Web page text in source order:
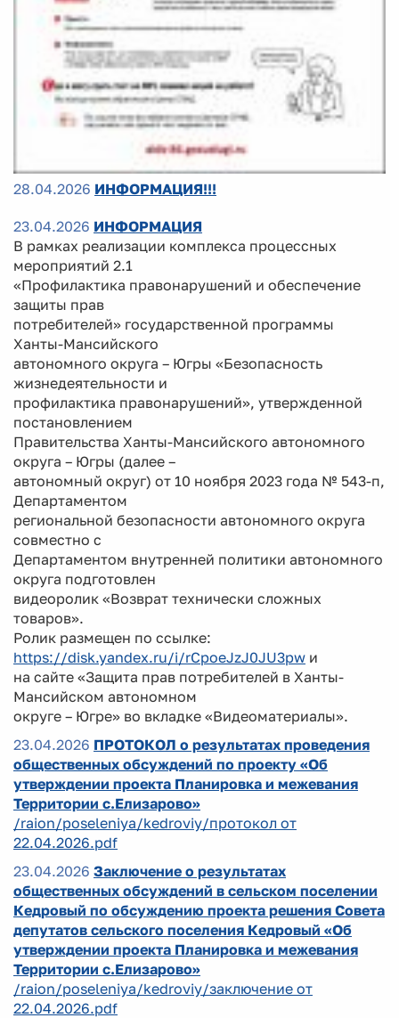
28.04.2026 ИНФОРМАЦИЯ!!!
23.04.2026 ИНФОРМАЦИЯ
В рамках реализации комплекса процессных
мероприятий 2.1
«Профилактика правонарушений и обеспечение
защиты прав
потребителей» государственной программы
Ханты-Мансийского
автономного округа – Югры «Безопасность
жизнедеятельности и
профилактика правонарушений», утвержденной
постановлением
Правительства Ханты-Мансийского автономного
округа – Югры (далее –
автономный округ) от 10 ноября 2023 года № 543-п,
Департаментом
региональной безопасности автономного округа
совместно с
Департаментом внутренней политики автономного
округа подготовлен
видеоролик «Возврат технически сложных
товаров».
Ролик размещен по ссылке:
https://disk.yandex.ru/i/rCpoeJzJ0JU3pw и
на сайте «Защита прав потребителей в Ханты-
Мансийском автономном
округе – Югре» во вкладке «Видеоматериалы».
23.04.2026 ПРОТОКОЛ о результатах проведения
общественных обсуждений по проекту «Об
утверждении проекта Планировка и межевания
Территории с.Елизарово»
/raion/poseleniya/kedroviy/протокол от
22.04.2026.pdf
23.04.2026 Заключение о результатах
общественных обсуждений в сельском поселении
Кедровый по обсуждению проекта решения Совета
депутатов сельского поселения Кедровый «Об
утверждении проекта Планировка и межевания
Территории с.Елизарово»
/raion/poseleniya/kedroviy/заключение от
22.04.2026.pdf